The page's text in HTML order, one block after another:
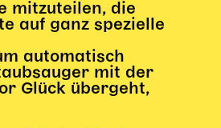
mitzuteilen, die
auf ganz spezielle
automatisch
mit der
Glück übergeht,